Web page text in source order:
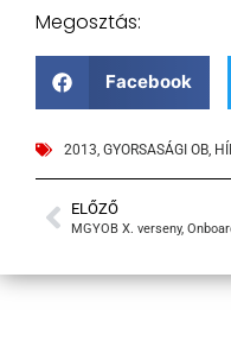
Megosztás:
Facebook
2013 GYORSASÁGI OB
ELŐZŐ
MGYOB X. verseny,